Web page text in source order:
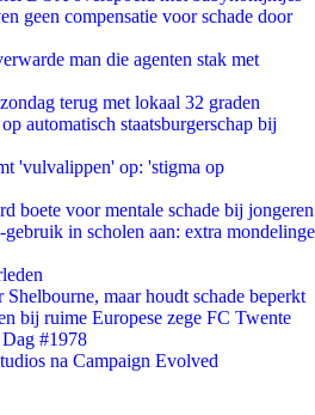
geen compensatie voor schade door
man die agenten stak met
terug met lokaal 32 graden
automatisch staatsburgerschap bij
'vulvalippen' op: 'stigma op
boete voor mentale schade bij jongeren
in scholen aan: extra mondelinge
maar houdt schade beperkt
bij ruime Europese zege FC Twente
#1978
na Campaign Evolved